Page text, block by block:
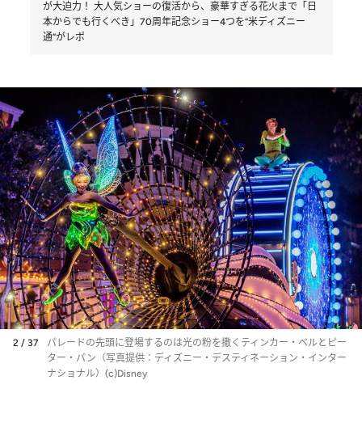
が大迫力！ 大人気ショーの復活から、豪華すぎる花火まで「日
本からでも行くべき」70周年記念ショー4つを“米ディズニー
通”がレポ
2 / 37
パレードの先頭に登場するのは光の粉を撒くティンカー・ベルとピー
ター・パン（写真提供：ディズニー・デスティネーション・インター
ナショナル）(c)Disney